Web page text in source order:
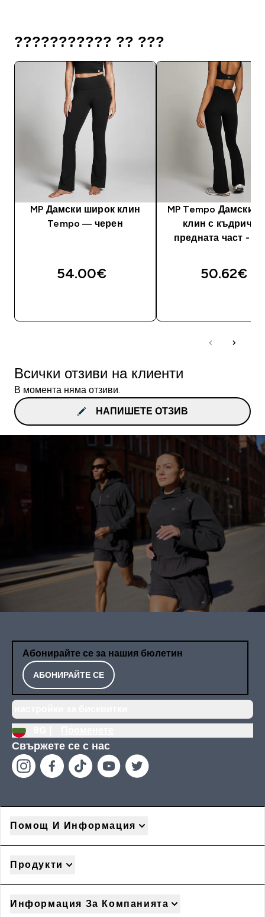
??????????? ?? ???
MP Дамски широк клин
Tempo — черен
54.00€‎
MP Tempo Дамски
клин с къдрички
предната част -
50.62€‎
Всички отзиви на клиенти
В момента няма отзиви.
НАПИШЕТЕ ОТЗИВ
Абонирайте се за нашия бюлетин
АБОНИРАЙТЕ СЕ
Свържете се с нас
Помощ И Информация
Продукти
Информация За Компанията